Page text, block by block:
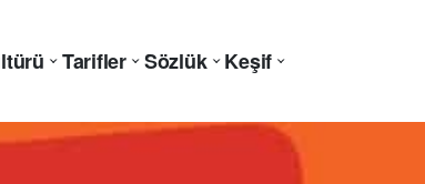
Tarifler Sözlük Keşif